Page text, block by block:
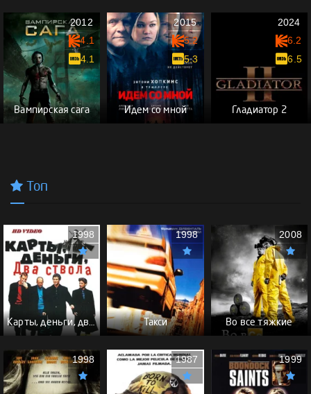
Вампирская сага
2012
4.1
4.1
Идем со мной
2015
5.2
5.3
Гладиатор 2
2024
6.2
6.5
Топ
Карты, деньги, два ствола - (Перевод Гоблина)
1998
Такси
1998
Во все тяжкие
2008
1998 1987 1999